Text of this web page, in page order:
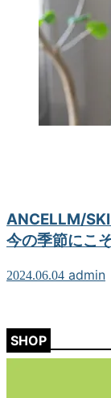
ANCELLM/
今の季節にこ
2024.06.04 admin
SHOP